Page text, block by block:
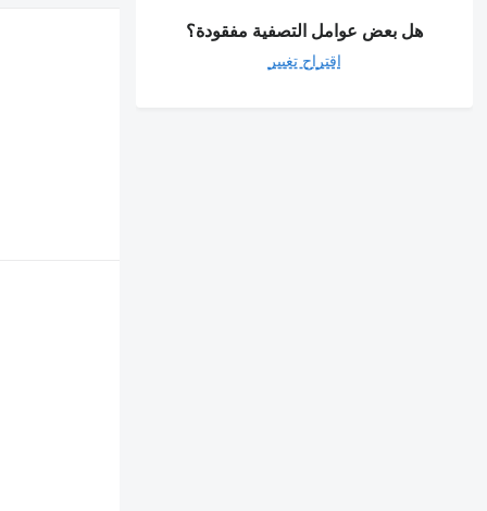
هل بعض عوامل التصفية مفقودة؟
اقتراح تغيير